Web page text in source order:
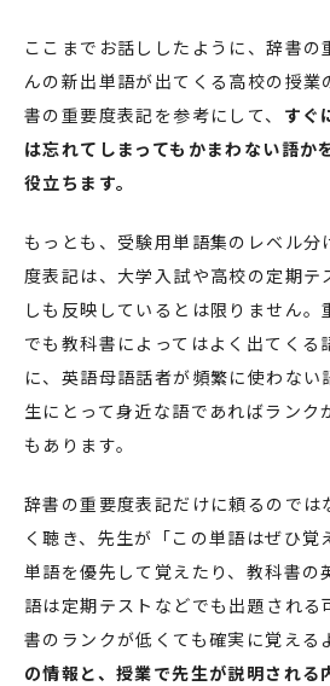
ここまでお話ししたように、辞書の
んの新出単語が出てくる高校の授業
書の重要度表記を参考にして、 すぐ
は忘れてしまってもかまわない語か
役立ちます。
もっとも、受験用単語集のレベル分
度表記は、大学入試や高校の定期テ
しも反映しているとは限りません
でも教科書によってはよく出てくる
に、英語母語話者が頻繁に使わない
生にとって身近な語であればランク
もあります。
辞書の重要度表記だけに頼るのでは
く聴き、先生が「この単語はぜひ覚
単語を優先して覚えたり、教科書の
語は定期テストなどでも出題される
書のランクが低くても確実に覚える
の情報と、授業で先生が説明される